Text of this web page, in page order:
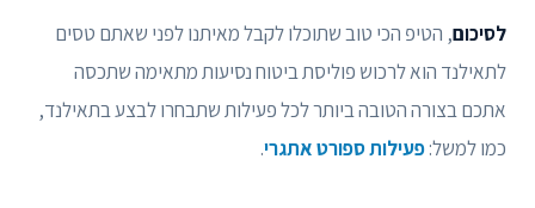
לסיכום, הטיפ הכי טוב שתוכלו לקבל מאיתנו לפני שאתם טסים
לתאילנד הוא לרכוש פוליסת ביטוח נסיעות מתאימה שתכסה
אתכם בצורה הטובה ביותר לכל פעילות שתבחרו לבצע בתאילנד,
כמו למשל:פעילות ספורט אתגרי.